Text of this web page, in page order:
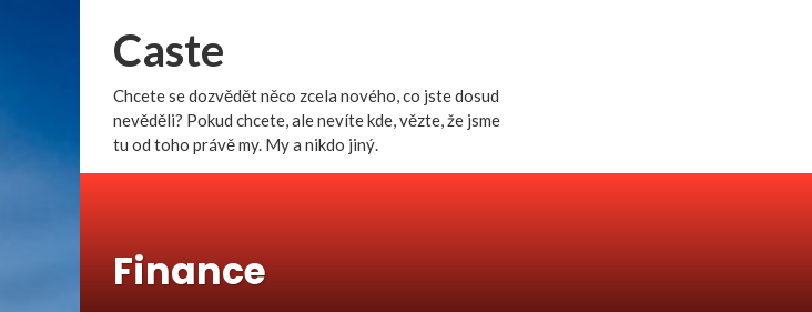
Caste
Chcete se dozvědět něco zcela nového, co jste dosud
nevěděli? Pokud chcete, ale nevíte kde, vězte, že jsme
tu od toho právě my. My a nikdo jiný.
Finance